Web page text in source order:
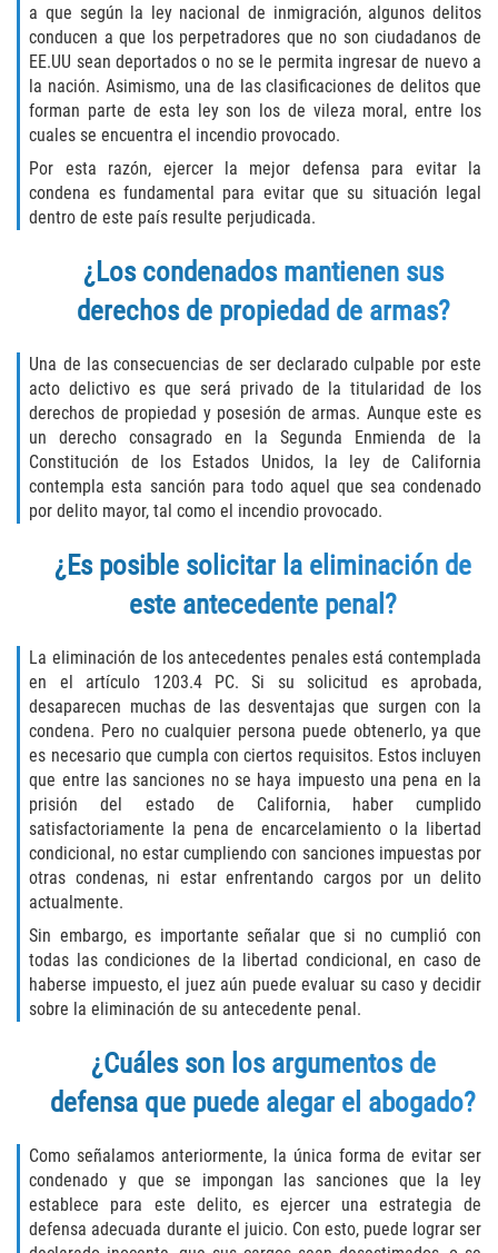
Delitos Sexuales
Actos Lascivos con un Menor
Conducta Lasciva
Copulación oral forzada
Molestar A Un Niño Menor de 18
Años
Merodear Para Cometer Prostitución
Penetración Sexual Forzada
Pornografía Infantil
Prostitución y Solicitación
Violación Estatutaria
Delitos Violentos
Aumento de Sentencia para Pandillas
Disuadir a un Testigo
Intento de Asesinato
Homicidio Voluntario
Homicidio Involuntario
Secuestro
Delitos Contra La Propiedad
Dañar Líneas Telefónicas, Eléctricas o
de Servicios Públicos
Incendio Provocado
a que según la ley nacional de inmigración, algunos delitos
conducen a que los perpetradores que no son ciudadanos de
EE.UU sean deportados o no se le permita ingresar de nuevo a
la nación. Asimismo, una de las clasificaciones de delitos que
forman parte de esta ley son los de vileza moral, entre los
cuales se encuentra el incendio provocado.
Por esta razón, ejercer la mejor defensa para evitar la
condena es fundamental para evitar que su situación legal
dentro de este país resulte perjudicada.
¿Los condenados mantienen sus
derechos de propiedad de armas?
Una de las consecuencias de ser declarado culpable por este
acto delictivo es que será privado de la titularidad de los
derechos de propiedad y posesión de armas. Aunque este es
un derecho consagrado en la Segunda Enmienda de la
Constitución de los Estados Unidos, la ley de California
contempla esta sanción para todo aquel que sea condenado
por delito mayor, tal como el incendio provocado.
¿Es posible solicitar la eliminación de
este antecedente penal?
La eliminación de los antecedentes penales está contemplada
en el artículo 1203.4 PC. Si su solicitud es aprobada,
desaparecen muchas de las desventajas que surgen con la
condena. Pero no cualquier persona puede obtenerlo, ya que
es necesario que cumpla con ciertos requisitos. Estos incluyen
que entre las sanciones no se haya impuesto una pena en la
prisión del estado de California, haber cumplido
satisfactoriamente la pena de encarcelamiento o la libertad
condicional, no estar cumpliendo con sanciones impuestas por
otras condenas, ni estar enfrentando cargos por un delito
actualmente.
Sin embargo, es importante señalar que si no cumplió con
todas las condiciones de la libertad condicional, en caso de
haberse impuesto, el juez aún puede evaluar su caso y decidir
sobre la eliminación de su antecedente penal.
¿Cuáles son los argumentos de
defensa que puede alegar el abogado?
Como señalamos anteriormente, la única forma de evitar ser
condenado y que se impongan las sanciones que la ley
establece para este delito, es ejercer una estrategia de
defensa adecuada durante el juicio. Con esto, puede lograr ser